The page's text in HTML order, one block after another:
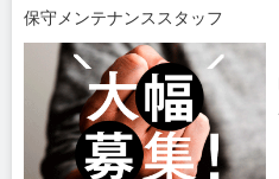
保守メンテナンススタッフ